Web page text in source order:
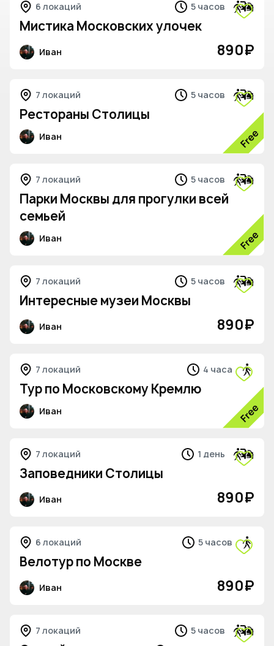
6 локаций 5 часов
Мистика Московских улочек
Иван 890₽
7 локаций 5 часов
Рестораны Столицы
Иван
7 локаций 5 часов
Парки Москвы для прогулки всей
семьей
Иван
7 локаций 5 часов
Интересные музеи Москвы
Иван 890₽
7 локаций 4 часа
Тур по Московскому Кремлю
Иван
7 локаций 1 день
Заповедники Столицы
Иван 890₽
6 локаций 5 часов
Велотур по Москве
Иван 890₽
7 локаций 5 часов